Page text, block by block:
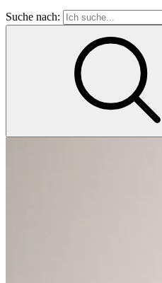
Suche nach: